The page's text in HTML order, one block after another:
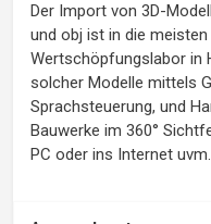
Der Import von 3D-
und obj ist in die
Wertschöpfungslabor in
solcher Modelle mittels
Sprachsteuerung, und
Bauwerke im 360°
PC oder ins Internet uvm.